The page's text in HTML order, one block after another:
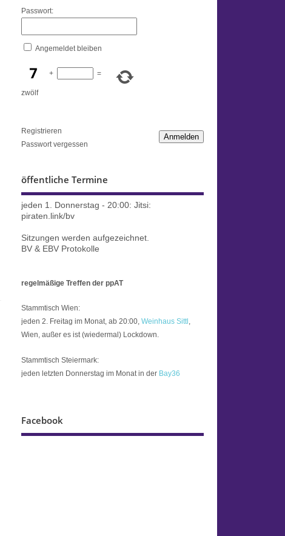
Passwort:
Angemeldet bleiben
+ =
zwölf
Anmelden
Registrieren
Passwort vergessen
öffentliche Termine
jeden 1. Donnerstag - 20:00: Jitsi:
piraten.link/bv
Sitzungen werden aufgezeichnet.
BV & EBV Protokolle
regelmäßige Treffen der ppAT
Stammtisch Wien:
jeden 2. Freitag im Monat, ab 20:00, Weinhaus Sittl ,
Wien, außer es ist (wiedermal) Lockdown.
Stammtisch Steiermark:
jeden letzten Donnerstag im Monat in der Bay36
Facebook